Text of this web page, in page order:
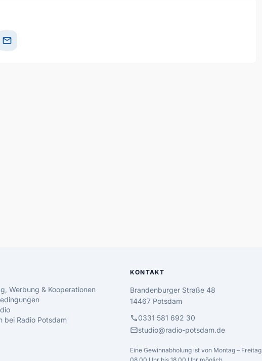
mail
Werbung & Kooperationen
bei Radio Potsdam
KONTAKT
Brandenburger Straße 48
14467 Potsdam
call0331 581 692 30
mailstudio@radio-potsdam.de
Eine Gewinnabholung ist von Montag – Freitag